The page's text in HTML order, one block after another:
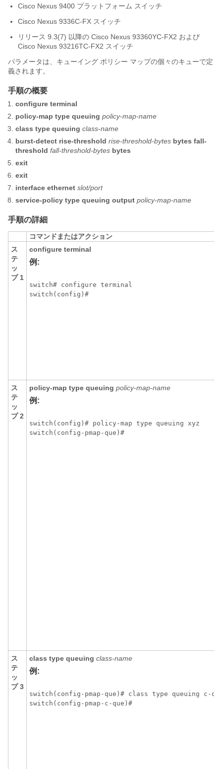
Cisco Nexus 9400 プラットフォーム スイッチ
Cisco Nexus 9336C-FX スイッチ
リリース 9.3(7) 以降の Cisco Nexus 93360YC-FX2 および
Cisco Nexus 93216TC-FX2 スイッチ
パラメータは、キューイング ポリシー マップの個々のキューで定
義されます。
手順の概要
configure terminal
policy-map type queuing policy-map-name
class type queuing class-name
burst-detect rise-threshold rise-threshold-bytes bytes fall-
threshold fall-threshold-bytes bytes
exit
exit
interface ethernet slot/port
service-policy type queuing output policy-map-name
手順の詳細
コマンドまたはアクション
ス
テ
ッ
プ 1
configure terminal
例:
switch# configure terminal
ス
テ
ッ
プ 2
policy-map type queuing policy-map-name
例:
switch(config)# policy-map type queuing xyz
ス
テ
ッ
プ 3
class type queuing class-name
例:
switch(config-pmap-que)# class type queuing c-